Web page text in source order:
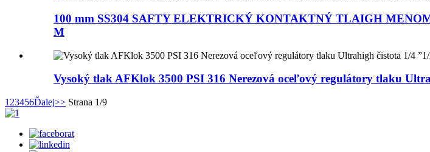
100 mm SS304 SAFTY ELEKTRICKÝ KONTAKTNÝ TLAIGH
M
Vysoký tlak AFKlok 3500 PSI 316 Nerezová oceľový regulátory tlaku
1 23456Ďalej>> Strana 1/9